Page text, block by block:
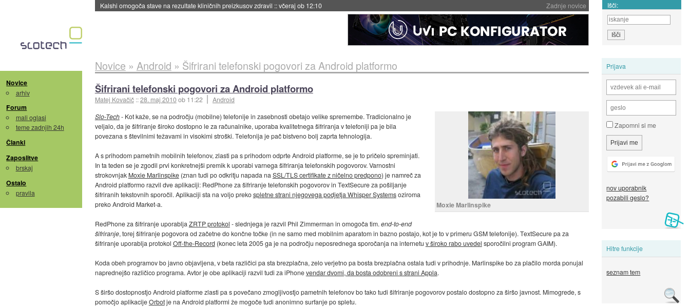
Zadnje novice
Sandisk že prodal več kot polovico SSD-jev za naslednji dve leti::včeraj ob 11:37 Išči:
Novice
arhiv
Forum
mali oglasi
teme zadnjih 24h
Članki
Zaposlitve
brskaj
Ostalo
pravila
Prijava
Zapomni si me
nov uporabnik
pozabili geslo?
Hitre funkcije
seznam tem
Novice » Android » Šifrirani telefonski pogovori za Android platformo
Šifrirani telefonski pogovori za Android platformo
Matej Kovačič ::28. maj 2010ob 11:22 Android
Moxie Marlinspike
Slo-Tech- Kot kaže, se na področju (mobilne) telefonije in zasebnosti obetajo velike spremembe. Tradicionalno je
veljalo, da je šifriranje široko dostopno le za računalnike, uporaba kvalitetnega šifriranja v telefoniji pa je bila
povezana s številnimi težavami in visokimi stroški. Telefonija je pač bistveno bolj zaprta tehnologija.
A s prihodom pametnih mobilnih telefonov, zlasti pa s prihodom odprte Android platforme, se je to pričelo spreminjati.
In ta teden se je zgodil prvi konkretnejši premik k uporabi varnega šifriranja telefonskih pogovorov. Varnostni
strokovnjak Moxie Marlinspike(znan tudi po odkritju napada na SSL/TLS certifikate z ničelno predpono) je namreč za
Android platformo razvil dve aplikaciji: RedPhone za šifriranje telefonskih pogovorov in TextSecure za pošiljanje
šifriranih tekstovnih sporočil. Aplikaciji sta na voljo prekospletne strani njegovega podjetja Whisper Systemsoziroma
preko Android Market-a.
RedPhone za šifriranje uporablja ZRTP protokol - slednjega je razvil Phil Zimmerman in omogoča tim. end-to-end
šifriranje, torej šifriranje pogovora od začetne do končne točke (in ne samo med mobilnim aparatom in bazno postajo, kot je to v primeru GSM telefonije). TextSecure pa za
šifriranje uporablja protokol Off-the-Record (konec leta 2005 ga je na področju neposrednega sporočanja na internetu v široko rabo uvedel sporočilni program GAIM).
Koda obeh programov bo javno objavljena, v beta različici pa sta brezplačna, zelo verjetno pa bosta brezplačna ostala tudi v prihodnje. Marlinspike bo za plačilo morda ponujal
naprednejšo različico programa. Avtor je obe aplikaciji razvil tudi za iPhonevendar dvomi, da bosta odobreni s strani Appla.
S širšo dostopnostjo Android platforme zlasti pa s povečano zmogljivostjo pametnih telefonov bo tako tudi šifriranje pogovorov postalo dostopno za širšo javnost. Mimogrede, s
pomočjo aplikacijeOrbotje na Android platformi že mogoče tudi anonimno surfanje po spletu.